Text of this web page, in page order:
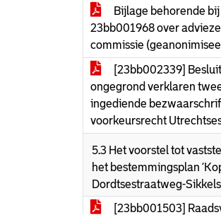
Bijlage behorende bij
23bb001968 over
commissie
[23bb002339]
ongegrond verklaren
ingediende
voorkeursrecht
5.3 Het voorstel tot
het bestemmingsplan
Dordtsestraatweg-
[23bb001503]